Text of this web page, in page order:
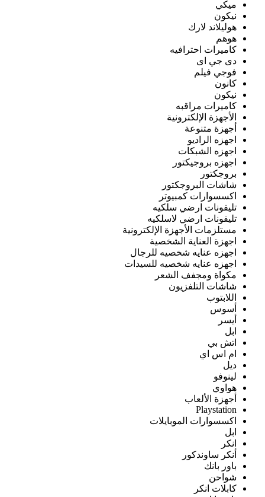
ميكي
نيكون
هوليلاند لارك
هوهم
كاميرات احترافيه
دى جي اى
فوجي فيلم
كانون
نيكون
كاميرات مراقبه
الأجهزة الإلكترونية
أجهزة متنوعة
اجهزه الراديو
اجهزه الشبكات
اجهزه بروجيكتور
بروجكتور
شاشات البروجكتور
اكسسوارات كمبيوتر
تليفونات ارضي سلكيه
تليفونات ارضي لاسلكيه
مستلزمات الأجهزة الإلكترونية
اجهزة العناية الشخصية
اجهزه عنايه شخصيه للرجال
اجهزه عنايه شخصيه للسيدات
مكواة ومجفف الشعر
شاشات التلفزيون
اللابتوب
أسوس
أيسر
ابل
اتش بي
ام اس اي
ديل
لينوفو
هواوي
أجهزة الألعاب
Playstation
اكسسوارات الموبايلات
ابل
انكر
أنكر ساوندكور
باور بانك
شواحن
كابلات انكر